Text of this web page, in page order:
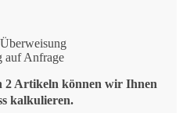
auf Anfrage
2 Artikeln können wir Ihnen
kalkulieren.